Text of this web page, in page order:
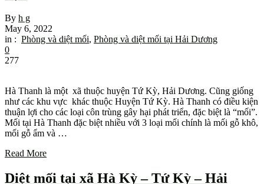
By h g
May 6, 2022
in : Phòng và diệt mối, Phòng và diệt mối tại Hải Dương
0
277
Hà Thanh là một xã thuộc huyện Tứ Kỳ, Hải Dương. Cũng giống
như các khu vực khác thuộc Huyện Tứ Kỳ. Hà Thanh có điều kiện
thuận lợi cho các loại côn trùng gây hại phát triển, đặc biệt là “mối”.
Mối tại Hà Thanh đặc biệt nhiều với 3 loại mối chính là mối gỗ khô,
mối gỗ ẩm và …
Read More
Diệt mối tại xã Hà Kỳ – Tứ Kỳ – Hải